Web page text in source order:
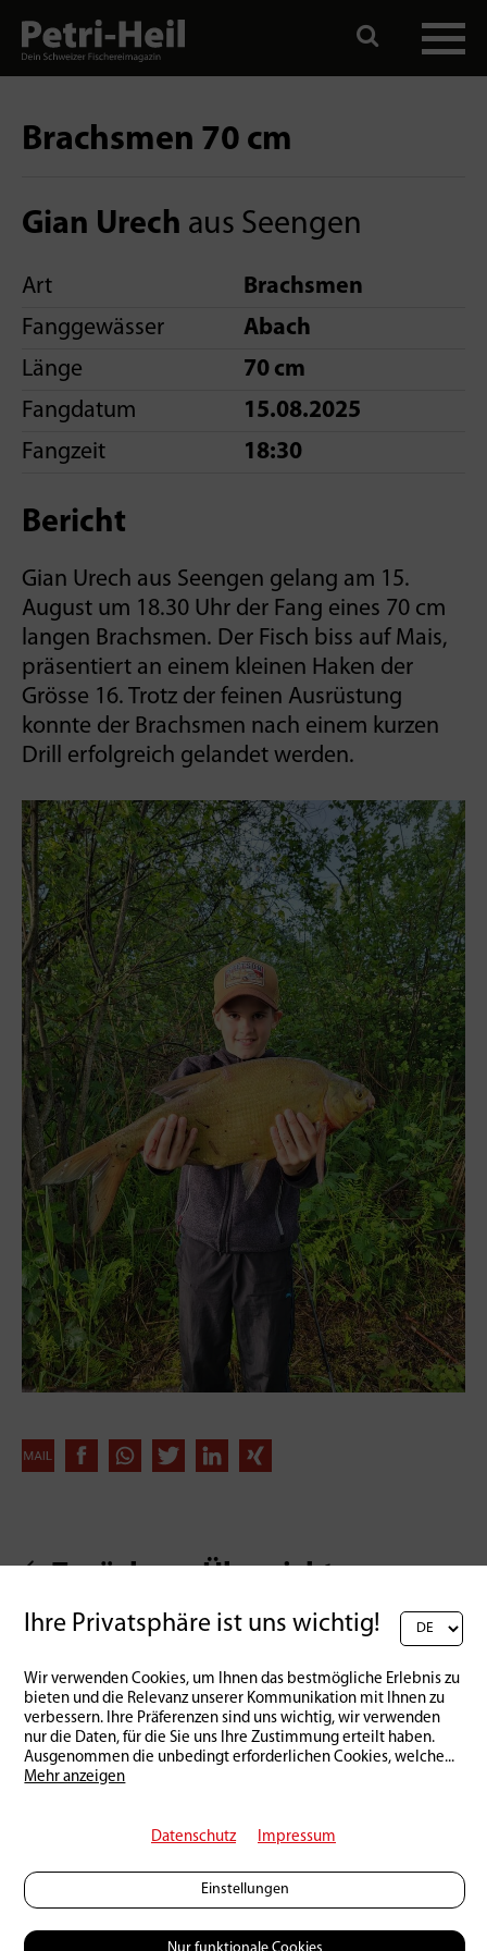
Brachsmen 70 cm
Gian Urech aus Seengen
Art
Brachsmen
Fanggewässer
Abach
Länge
70 cm
Fangdatum
15.08.2025
Fangzeit
18:30
Bericht
Gian Urech aus Seengen gelang am 15.
August um 18.30 Uhr der Fang eines­ 70 cm
langen Brachsmen. Der Fisch biss auf Mais,
präsentiert an einem kleinen Haken der
Grösse 16. Trotz der feinen Ausrüstung
konnte der Brachsmen nach einem kurzen
Drill erfolgreich gelandet werden.
Zurück zur Übersicht
Ihre Privatsphäre ist uns wichtig!
Wir verwenden Cookies, um Ihnen das bestmögliche Erlebnis zu
bieten und die Relevanz unserer Kommunikation mit Ihnen zu
verbessern. Ihre Präferenzen sind uns wichtig, wir verwenden
nur die Daten, für die Sie uns Ihre Zustimmung erteilt haben.
Ausgenommen die unbedingt erforderlichen Cookies, welche...
Mehr anzeigen
Datenschutz Impressum
Einstellungen